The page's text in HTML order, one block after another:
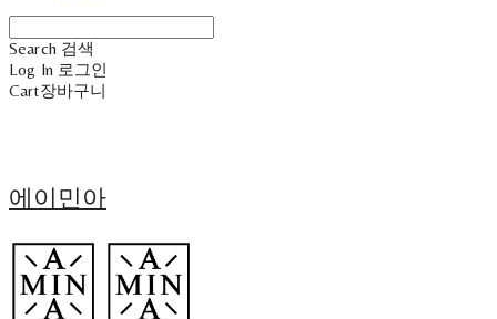
Search 검색
Log In 로그인
Cart장바구니
에이민아